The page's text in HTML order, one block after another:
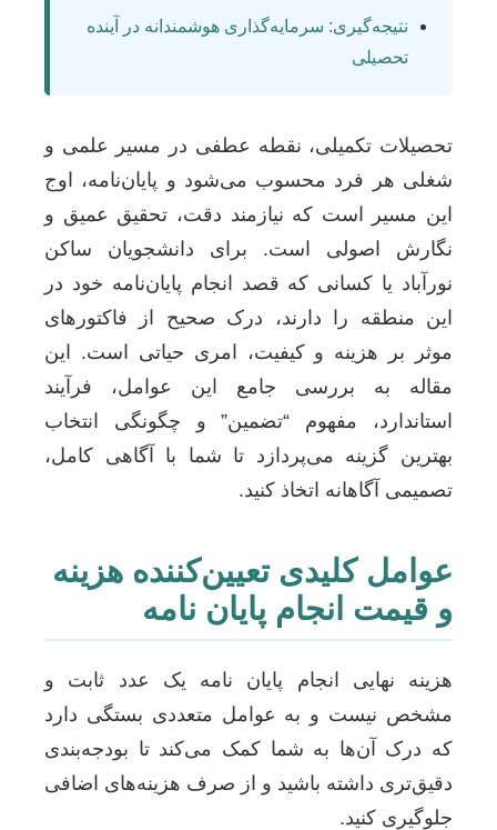
نتیجه‌گیری: سرمایه‌گذاری هوشمندانه در آینده
تحصیلی
تحصیلات تکمیلی، نقطه عطفی در مسیر علمی و
شغلی هر فرد محسوب می‌شود و پایان‌نامه، اوج
این مسیر است که نیازمند دقت، تحقیق عمیق و
نگارش اصولی است. برای دانشجویان ساکن
نورآباد یا کسانی که قصد انجام پایان‌نامه خود در
این منطقه را دارند، درک صحیح از فاکتورهای
موثر بر هزینه و کیفیت، امری حیاتی است. این
مقاله به بررسی جامع این عوامل، فرآیند
استاندارد، مفهوم “تضمین” و چگونگی انتخاب
بهترین گزینه می‌پردازد تا شما با آگاهی کامل،
تصمیمی آگاهانه اتخاذ کنید.
عوامل کلیدی تعیین‌کننده هزینه
و قیمت انجام پایان نامه
هزینه نهایی انجام پایان نامه یک عدد ثابت و
مشخص نیست و به عوامل متعددی بستگی دارد
که درک آن‌ها به شما کمک می‌کند تا بودجه‌بندی
دقیق‌تری داشته باشید و از صرف هزینه‌های اضافی
جلوگیری کنید.